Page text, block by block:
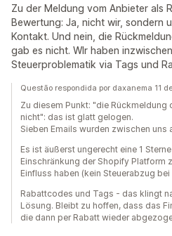
Zu der Meldung vom Anbieter als
Bewertung: Ja, nicht wir, sondern
Kontakt. Und nein, die
gab es nicht. WIr haben
Steuerproblematik via Tags und
Questão respondida por daxanema 11
Zu diesem Punkt: "die Rückmeldung
nicht": das ist glatt gelogen.
Sieben Emails wurden zwischen uns
Es ist äußerst ungerecht eine 1
Einschränkung der Shopify Platform
Einfluss haben (kein Steuerabzug bei
Rabattcodes und Tags - das klingt
Lösung. Bleibt zu hoffen, dass das
die dann per Rabatt wieder